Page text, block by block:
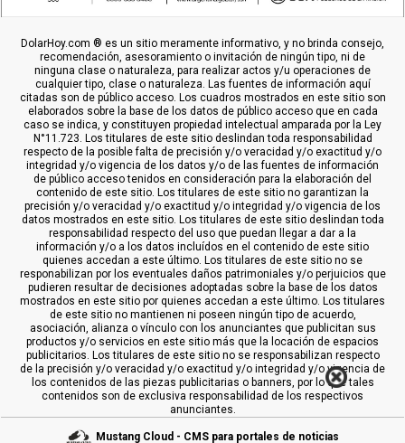
DolarHoy.com ® es un sitio meramente informativo, y no brinda consejo,
recomendación, asesoramiento o invitación de ningún tipo, ni de
ninguna clase o naturaleza, para realizar actos y/u operaciones de
cualquier tipo, clase o naturaleza. Las fuentes de información aquí
citadas son de público acceso. Los cuadros mostrados en este sitio son
elaborados sobre la base de los datos de público acceso que en cada
caso se indica, y constituyen propiedad intelectual amparada por la Ley
N°11.723. Los titulares de este sitio deslindan toda responsabilidad
respecto de la posible falta de precisión y/o veracidad y/o exactitud y/o
integridad y/o vigencia de los datos y/o de las fuentes de información
de público acceso tenidos en consideración para la elaboración del
contenido de este sitio. Los titulares de este sitio no garantizan la
precisión y/o veracidad y/o exactitud y/o integridad y/o vigencia de los
datos mostrados en este sitio. Los titulares de este sitio deslindan toda
responsabilidad respecto del uso que puedan llegar a dar a la
información y/o a los datos incluídos en el contenido de este sitio
quienes accedan a este último. Los titulares de este sitio no se
responabilizan por los eventuales daños patrimoniales y/o perjuicios que
pudieren resultar de decisiones adoptadas sobre la base de los datos
mostrados en este sitio por quienes accedan a este último. Los titulares
de este sitio no mantienen ni poseen ningún tipo de acuerdo,
asociación, alianza o vínculo con los anunciantes que publicitan sus
productos y/o servicios en este sitio más que la locación de espacios
publicitarios. Los titulares de este sitio no se responsabilizan respecto
de la precisión y/o veracidad y/o exactitud y/o integridad y/o vigencia de
los contenidos de las piezas publicitarias o banners, por lo que tales
contenidos son de exclusiva responsabilidad de los respectivos
anunciantes.
Mustang Cloud - CMS para portales de noticias